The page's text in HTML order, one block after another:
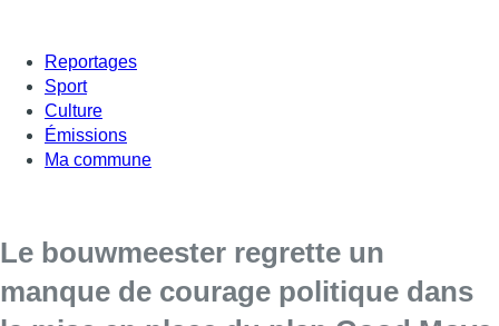
Reportages
Sport
Culture
Émissions
Ma commune
Le bouwmeester regrette un
manque de courage politique dans